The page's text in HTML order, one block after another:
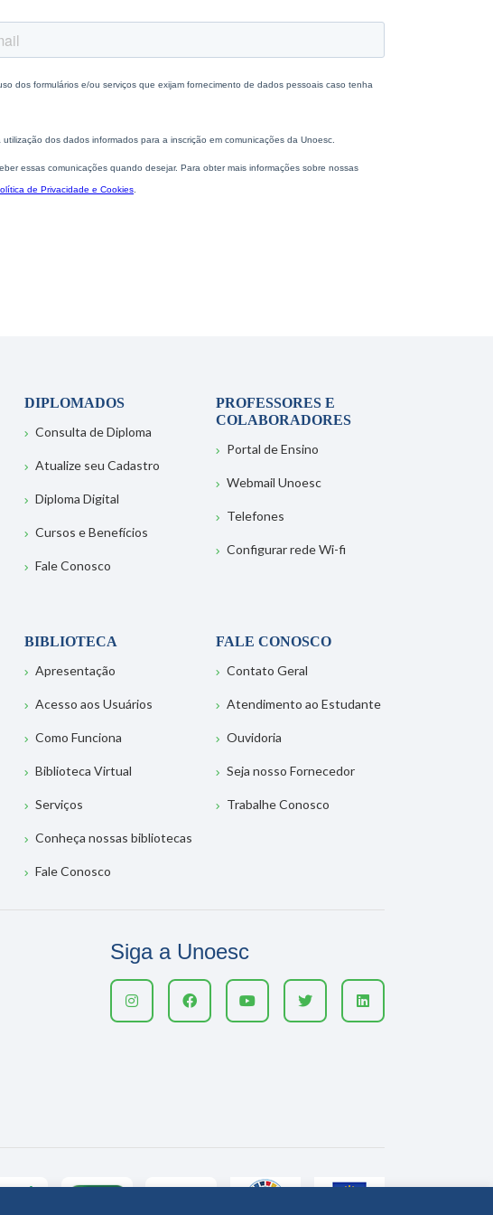
DIPLOMADOS
Consulta de Diploma
Atualize seu Cadastro
Diploma Digital
Cursos e Benefícios
Fale Conosco
PROFESSORES E
COLABORADORES
Portal de Ensino
Webmail Unoesc
Telefones
Configurar rede Wi-fi
BIBLIOTECA
Apresentação
Acesso aos Usuários
Como Funciona
Biblioteca Virtual
Serviços
Conheça nossas bibliotecas
Fale Conosco
FALE CONOSCO
Contato Geral
Atendimento ao Estudante
Ouvidoria
Seja nosso Fornecedor
Trabalhe Conosco
Siga a Unoesc